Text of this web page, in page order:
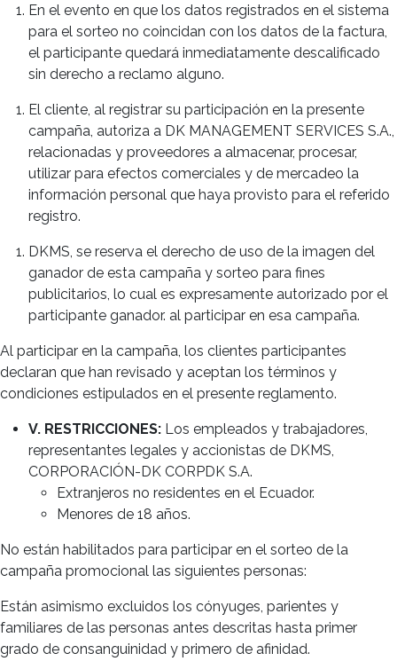
En el evento en que los datos registrados en el sistema
para el sorteo no coincidan con los datos de la factura,
el participante quedará inmediatamente descalificado
sin derecho a reclamo alguno.
El cliente, al registrar su participación en la presente
campaña, autoriza a DK MANAGEMENT SERVICES S.A.,
relacionadas y proveedores a almacenar, procesar,
utilizar para efectos comerciales y de mercadeo la
información personal que haya provisto para el referido
registro.
DKMS, se reserva el derecho de uso de la imagen del
ganador de esta campaña y sorteo para fines
publicitarios, lo cual es expresamente autorizado por el
participante ganador. al participar en esa campaña.
Al participar en la campaña, los clientes participantes
declaran que han revisado y aceptan los términos y
condiciones estipulados en el presente reglamento.
V. RESTRICCIONES: Los empleados y trabajadores,
representantes legales y accionistas de DKMS,
CORPORACIÓN-DK CORPDK S.A.
Extranjeros no residentes en el Ecuador.
Menores de 18 años.
No están habilitados para participar en el sorteo de la
campaña promocional las siguientes personas:
Están asimismo excluidos los cónyuges, parientes y
familiares de las personas antes descritas hasta primer
grado de consanguinidad y primero de afinidad.